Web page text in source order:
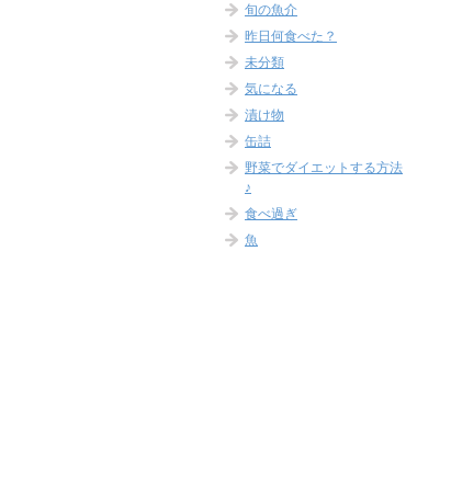
旬の魚介
昨日何食べた？
未分類
気になる
漬け物
缶詰
野菜でダイエットする方法
♪
食べ過ぎ
魚